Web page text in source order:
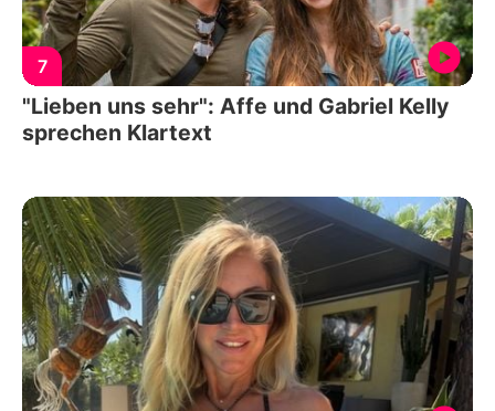
7
"Lieben uns sehr": Affe und Gabriel Kelly
sprechen Klartext